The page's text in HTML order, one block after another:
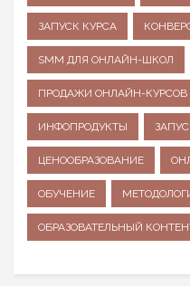
ЗАПУСК КУРСА
SMM ДЛЯ ОНЛАЙН-ШКОЛ
ПРОДАЖИ ОНЛАЙН-КУРСОВ
ИНФОПРОДУКТЫ
ЦЕНООБРАЗОВАНИЕ
ОБУЧЕНИЕ
ОБРАЗОВАТЕЛЬНЫЙ